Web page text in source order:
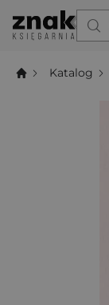
Katalog